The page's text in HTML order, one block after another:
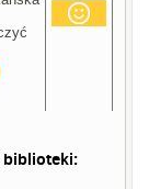
biblioteki: